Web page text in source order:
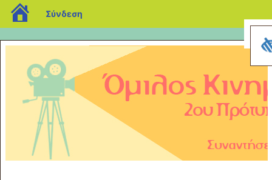
blogs.sch.gr
Σύνδεση